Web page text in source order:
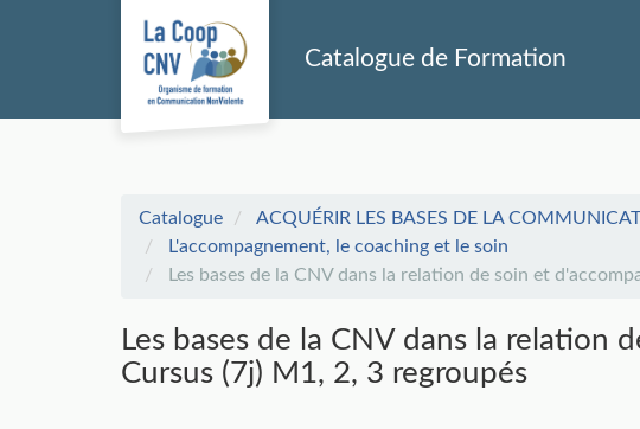
Aller au menu principal
Aller au contenu principal
Personnaliser l'interface
Catalogue de Formation
Catalogue
ACQUÉRIR LES BASES DE LA
L'accompagnement, le coaching et le soin
Les bases de la CNV dans la relation de soin et
Les bases de la CNV dans la relation
Cursus (7j) M1, 2, 3 regroupés